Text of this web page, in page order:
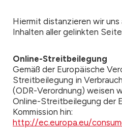
Hiermit distanzieren wir uns
Inhalten aller gelinkten
Online-Streitbeilegung
Gemäß der Europäische
Streitbeilegung in
(ODR-Verordnung) weisen
Online-Streitbeilegung der
Kommission hin:
http://ec.europa.eu/